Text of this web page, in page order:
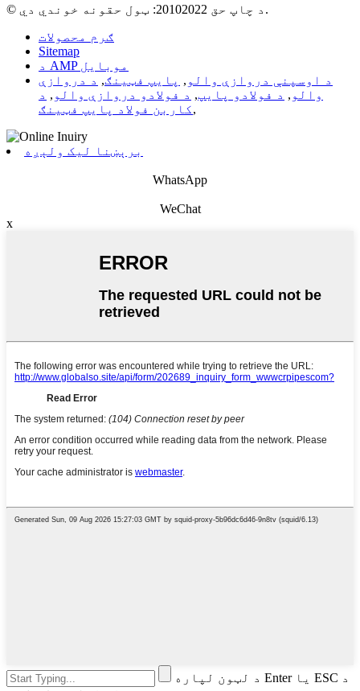
© د چاپ حق 20102022: ټول حقونه خوندي دي.
ګرم محصولات
Sitemap
د AMP موبایل
د اوسپنې دروازې والو , پایپ فټینګ, د دروازې
والو , د فولادو پایپ, د فولادو دروازې والو , د
کاربن فولاد پایپ فټینګ,
برېښنا لیک ولېږه
WhatsApp
WeChat
x
د لټون لپاره Enter یا ESC د